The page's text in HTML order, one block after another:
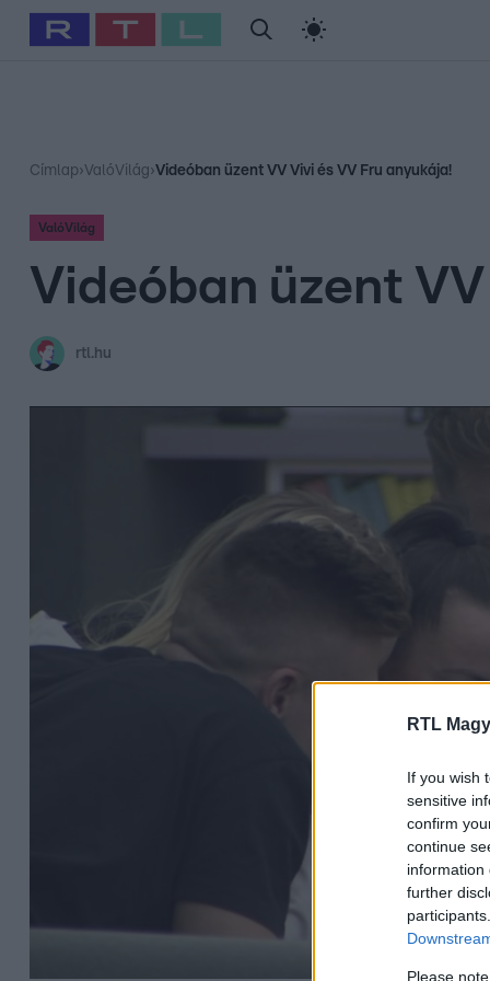
RTL
If you wish
sensitive
confirm
continue
information
further
Please
Babits Marcella Szellő István Most Wanted
Címlap›ValóVilág›Videóban üzent VV Vivi és VV Fru anyukája!
ValóVilág
Videóban üzent
rtl.hu